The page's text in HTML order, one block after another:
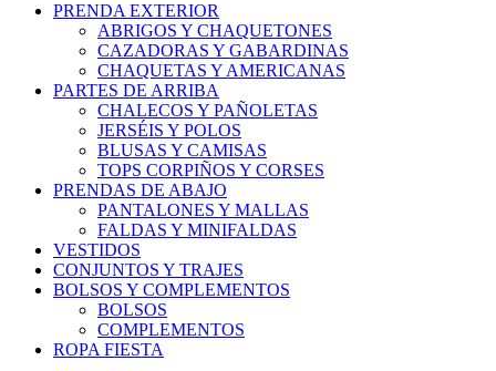
PRENDA EXTERIOR
ABRIGOS Y CHAQUETONES
CAZADORAS Y GABARDINAS
CHAQUETAS Y AMERICANAS
PARTES DE ARRIBA
CHALECOS Y PAÑOLETAS
JERSÉIS Y POLOS
BLUSAS Y CAMISAS
TOPS CORPIÑOS Y CORSES
PRENDAS DE ABAJO
PANTALONES Y MALLAS
FALDAS Y MINIFALDAS
VESTIDOS
CONJUNTOS Y TRAJES
BOLSOS Y COMPLEMENTOS
BOLSOS
COMPLEMENTOS
ROPA FIESTA